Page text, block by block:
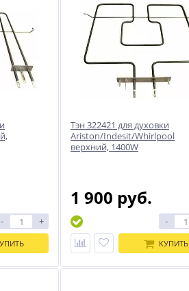
- +
Тэн 322421 для духовки
Ariston/Indesit/Whirlpool
верхний, 1400W
1 900 руб.
-
КУПИТЬ